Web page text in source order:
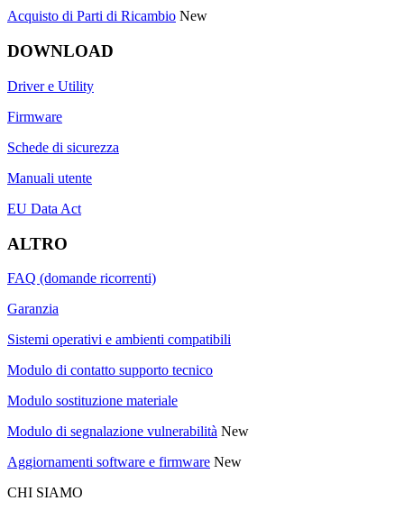
Acquisto di Parti di Ricambio New
DOWNLOAD
Driver e Utility
Firmware
Schede di sicurezza
Manuali utente
EU Data Act
ALTRO
FAQ (domande ricorrenti)
Garanzia
Sistemi operativi e ambienti compatibili
Modulo di contatto supporto tecnico
Modulo sostituzione materiale
Modulo di segnalazione vulnerabilità New
Aggiornamenti software e firmware New
CHI SIAMO